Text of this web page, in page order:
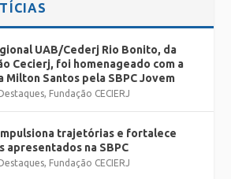
UAB/Cederj Rio Bonito, da
Cecierj, foi homenageado com a
Milton Santos pela SBPC Jovem
, Fundação CECIERJ
trajetórias e fortalece
apresentados na SBPC
, Fundação CECIERJ